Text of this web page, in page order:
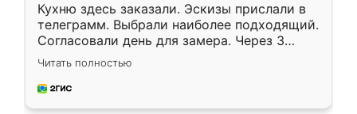
Кухню здесь заказали. Эскизы прислали в
телеграмм. Выбрали наиболее подходящий.
Согласовали день для замера. Через 3
недели кухня была уже готова. Остались
довольны работой. Спасибо Ренессанс
мебель за качественную работу!
Читать полностью